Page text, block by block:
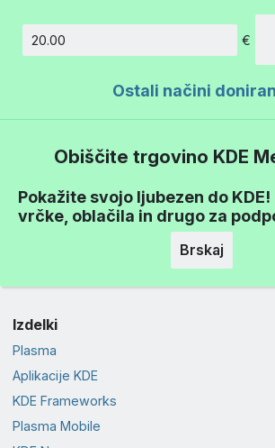
Znesek
€
Ostali načini
Obiščite trgovino KDE
Pokažite svojo ljubezen do KDE!
vrčke, oblačila in drugo za
Brskaj
Izdelki
Plasma
Aplikacije KDE
KDE Frameworks
Plasma Mobile